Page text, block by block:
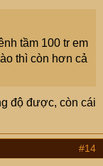
tầm 100 tr em
thì còn hơn cả
độ được, còn cái
#14